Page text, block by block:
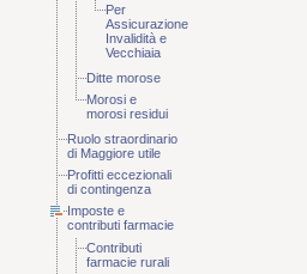
Per
Assicurazione
Invalidità e
Vecchiaia
Ditte morose
Morosi e
morosi residui
Ruolo straordinario
di Maggiore utile
Profitti eccezionali
di contingenza
Imposte e
contributi farmacie
Contributi
farmacie rurali